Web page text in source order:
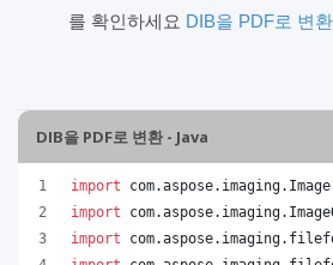
를 확인하세요 DIB을 PDF로 변
DIB을 PDF로 변환 - Java
import com.aspose. imaging. Image
import
com.aspose. imaging.
import
com.aspose. imaging.